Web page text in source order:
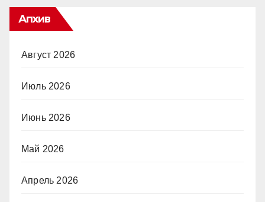
Апхив
Август 2026
Июль 2026
Июнь 2026
Май 2026
Апрель 2026